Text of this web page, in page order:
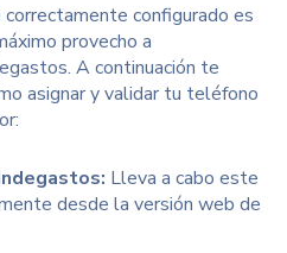
configurado es
provecho a
A continuación te
asignar y validar tu teléfono
Lleva a cabo este
desde la versión web de